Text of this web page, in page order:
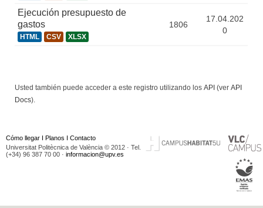
Ejecución presupuesto de
gastos
HTML CSV XLSX
1806
17.04.202
0
Usted también puede acceder a este registro utilizando los API (ver API
Docs).
Cómo llegar I Planos I Contacto
Universitat Politècnica de València © 2012 · Tel.
(+34) 96 387 70 00 · informacion@upv.es